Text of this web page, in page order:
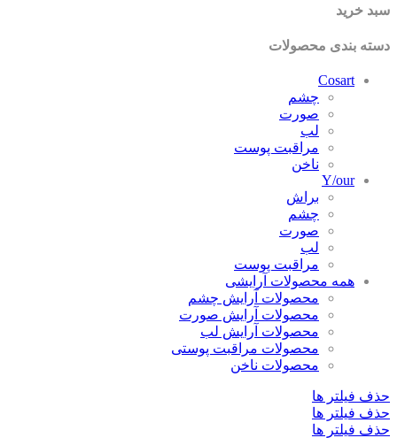
خرید
بندی محصولات
Cosart
چشم
صورت
لب
مراقبت پوست
ناخن
Y/our
براش
چشم
صورت
لب
مراقبت پوست
همه محصولات آرایشی
محصولات آرایش چشم
محصولات آرایش صورت
محصولات آرایش لب
محصولات مراقبت پوستی
محصولات ناخن
فیلتر ها
فیلتر ها
فیلتر ها